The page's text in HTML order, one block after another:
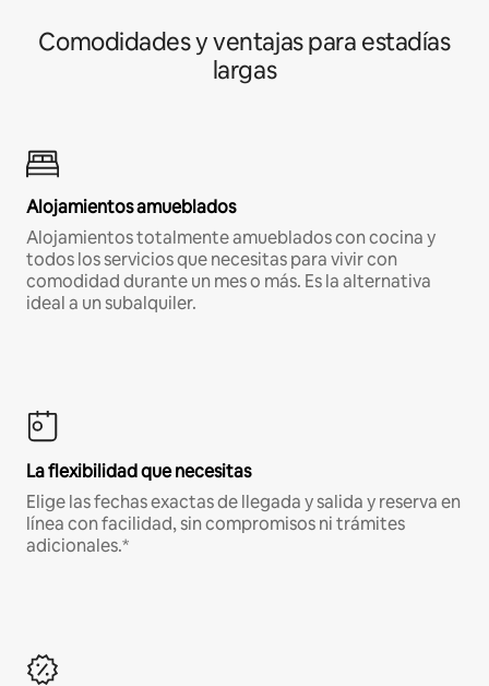
Comodidades y ventajas para estadías
largas
Alojamientos amueblados
Alojamientos totalmente amueblados con cocina y
todos los servicios que necesitas para vivir con
comodidad durante un mes o más. Es la alternativa
ideal a un subalquiler.
La flexibilidad que necesitas
Elige las fechas exactas de llegada y salida y reserva en
línea con facilidad, sin compromisos ni trámites
adicionales.*